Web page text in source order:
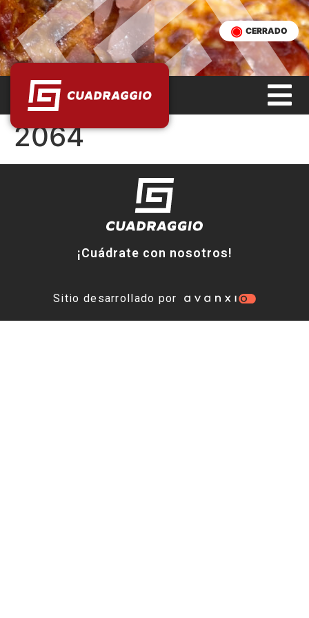
CERRADO
2064
¡Cuádrate con nosotros!
Sitio desarrollado por